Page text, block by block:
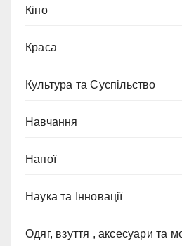
Кіно
Краса
Культура та Суспільство
Навчання
Напої
Наука та Інновації
Одяг, взуття , аксесуари та